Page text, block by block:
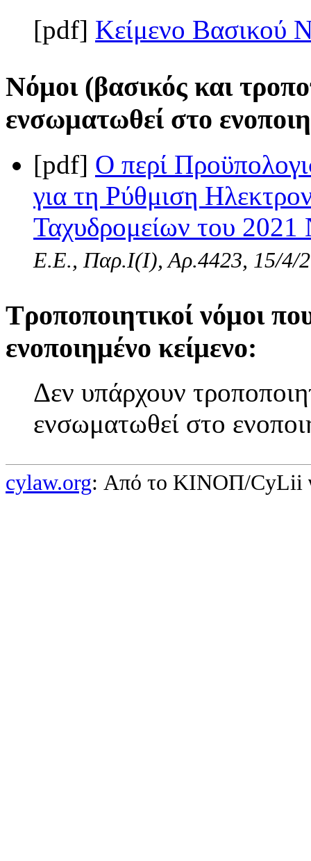
[pdf] Κείμενο Βασικού
Νόμοι (βασικός και
ενσωματωθεί στο
[pdf] Ο περί
για τη Ρύθμιση
Ταχυδρομείων του
Ε.Ε., Παρ.Ι(I), Αρ.4423, 15/4/
Τροποποιητικοί νόμοι
ενοποιημένο κείμενο:
Δεν υπάρχουν
ενσωματωθεί στο
cylaw.org: Από το ΚΙΝOΠ/CyLii